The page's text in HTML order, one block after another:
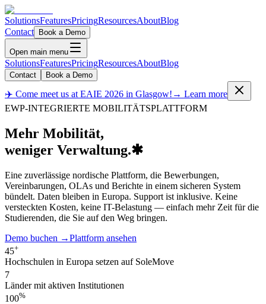
SolutionsFeaturesPricingResourcesAboutBlog
Contact
Book a Demo
Open main menu
SolutionsFeaturesPricingResourcesAboutBlog
Contact Book a Demo
✈️ Come meet us at EAIE 2026 in Glasgow! → Learn more
EWP-INTEGRIERTE MOBILITÄTSPLATTFORM
Mehr Mobilität,
weniger Verwaltung.✱
Eine zuverlässige nordische Plattform, die Bewerbungen,
Vereinbarungen, OLAs und Berichte in einem sicheren System
bündelt. Daten bleiben in Europa. Support ist inklusive. Keine
versteckten Kosten, keine IT-Belastung — einfach mehr Zeit für die
Studierenden, die Sie auf den Weg bringen.
Demo buchen →Plattform ansehen
45+
Hochschulen in Europa setzen auf SoleMove
7
Länder mit aktiven Institutionen
100%